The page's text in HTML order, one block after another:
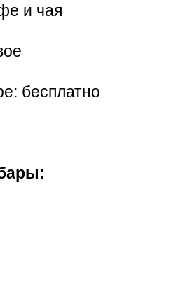
и чая
бесплатно